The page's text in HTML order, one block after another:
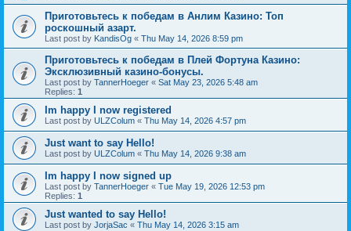
Приготовьтесь к победам в Анлим Казино: Топ
роскошный азарт.
Last post by KandisOg « Thu May 14, 2026 8:59 pm
Приготовьтесь к победам в Плей Фортуна Казино:
Эксклюзивный казино-бонусы.
Last post by TannerHoeger « Sat May 23, 2026 5:48 am
Replies: 1
Im happy I now registered
Last post by ULZColum « Thu May 14, 2026 4:57 pm
Just want to say Hello!
Last post by ULZColum « Thu May 14, 2026 9:38 am
Im happy I now signed up
Last post by TannerHoeger « Tue May 19, 2026 12:53 pm
Replies: 1
Just wanted to say Hello!
Last post by JorjaSac « Thu May 14, 2026 3:15 am